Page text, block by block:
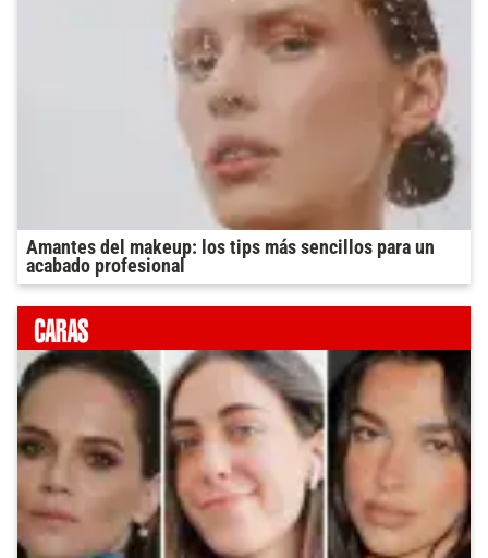
Amantes del makeup: los tips más sencillos para un
acabado profesional